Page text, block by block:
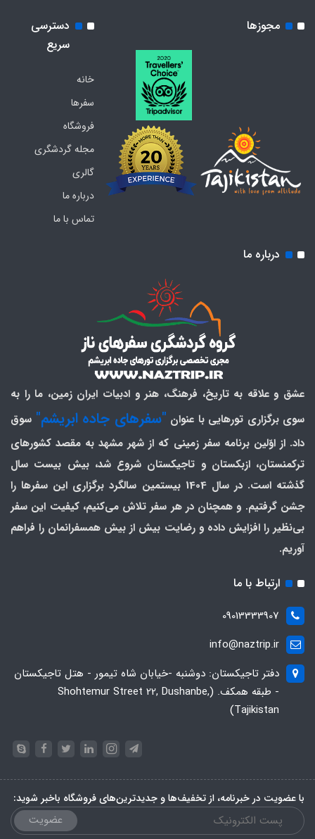
مجوزها
دسترسی
سریع
خانه
سفرها
فروشگاه
مجله گردشگری
گالری
درباره ما
تماس با ما
درباره ما
عشق و علاقه به تاریخ، فرهنگ، هنر و ادبیات ایران زمین، ما را به
سوی برگزاری تورهایی با عنوان "سفرهای جاده ابریشم" سوق
داد. از اوّلین برنامه سفر زمینی که از شهر مشهد به مقصد کشورهای
ترکمنستان، ازبکستان و تاجیکستان شروع شد، بیش بیست سال
گذشته است. در سال 1404 بیستمین سالگرد برگزاری این سفرها را
جشن گرفتیم. و همچنان در هر سفر تلاش می‌کنیم، کیفیت این سفر
بی‌نظیر را افزایش داده و رضایت بیش از بیش همسفرانمان را فراهم
آوریم.
ارتباط با ما
09013333907
info@naztrip.ir
دفتر تاجیکستان: دوشنبه -خیابان شاه تیمور - هتل تاجیکستان
- طبقه همکف. (Shohtemur Street 22, Dushanbe,
Tajikistan)
با عضویت در خبرنامه، از تخفیف‌ها و جدیدترین‌های فروشگاه باخبر شوید:
عضویت